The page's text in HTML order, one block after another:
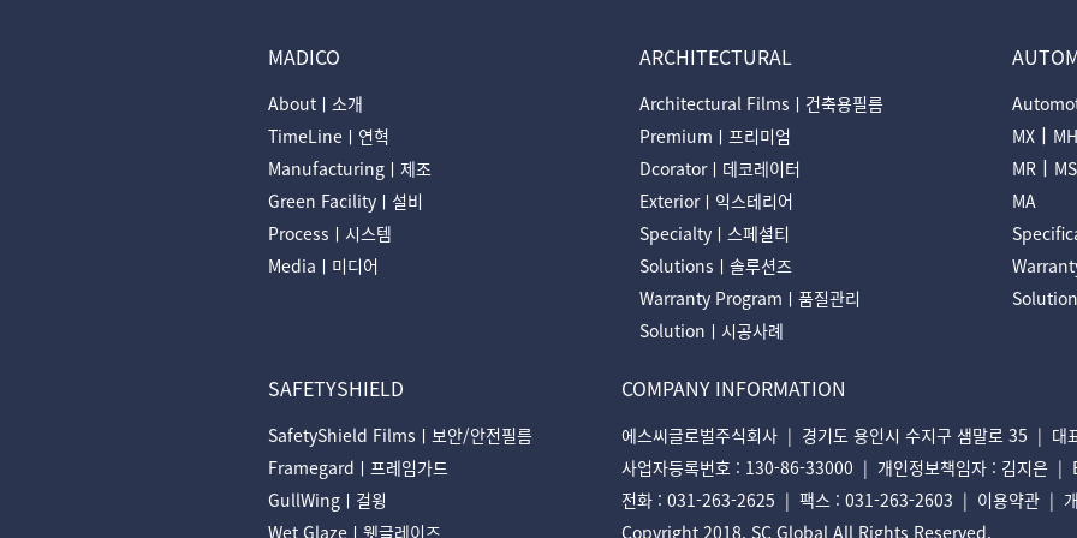
MADICO
Aboutㅣ소개
TimeLineㅣ연혁
Manufacturingㅣ제조
Green Facilityㅣ설비
Processㅣ시스템
Mediaㅣ미디어
ARCHITECTURAL
Architectural Filmsㅣ건축용필름
Premiumㅣ프리미엄
Dcoratorㅣ데코레이터
Exteriorㅣ익스테리어
Specialtyㅣ스페셜티
Solutionsㅣ솔루션즈
Warranty Programㅣ품질관리
Solutionㅣ시공사례
MXㅣ MH
MRㅣ MS
MA
SAFETYSHIELD
SafetyShield Filmsㅣ보안/안전필름
Framegardㅣ프레임가드
GullWingㅣ걸윙
Wet Glazeㅣ웻글레이즈
COMPANY INFORMATION
에스씨글로벌주식회사 | 경기도 용인시 수지구 샘말로 35 | 대
사업자등록번호 : 130-86-33000 | 개인정보책임자 : 김지은
전화 : 031-263-2625 | 팩스 : 031-263-2603 | 이용약관 |
Copyright 2018. SC Global All Rights Reserved.